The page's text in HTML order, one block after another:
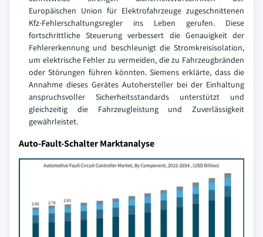
Europäischen Union für Elektrofahrzeuge zugeschnittenen
Kfz-Fehlerschaltungsregler ins Leben gerufen. Diese
fortschrittliche Steuerung verbessert die Genauigkeit der
Fehlererkennung und beschleunigt die Stromkreisisolation,
um elektrische Fehler zu vermeiden, die zu Fahrzeugbränden
oder Störungen führen könnten. Siemens erklärte, dass die
Annahme dieses Gerätes Autohersteller bei der Einhaltung
anspruchsvoller Sicherheitsstandards unterstützt und
gleichzeitig die Fahrzeugleistung und Zuverlässigkeit
gewährleistet.
Auto-Fault-Schalter Marktanalyse